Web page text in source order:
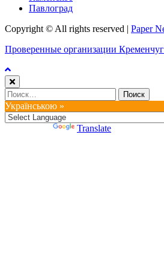
Павлоград
Copyright © All rights reserved | Paper
Проверенные организации
Найти:
Українською »
Translate